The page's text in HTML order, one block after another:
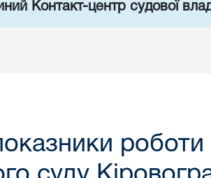
Контакт-центр судової
роботи